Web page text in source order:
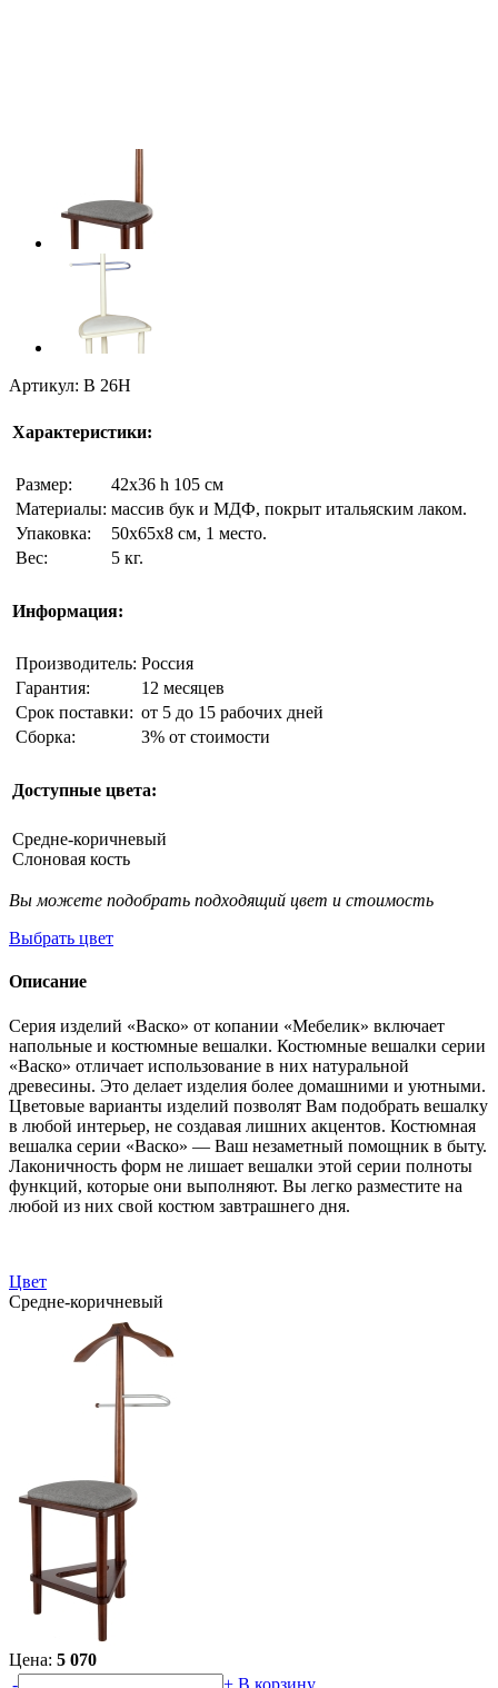
Артикул: В 26Н
Характеристики:
Размер:
42х36 h 105 cм
Материалы: массив бук и МДФ, покрыт итальяским лаком.
Упаковка:
50х65х8 см, 1 место.
Вес:
5 кг.
Информация:
Производитель: Россия
Гарантия:
12 месяцев
Срок поставки: от 5 до 15 рабочих дней
Сборка:
3% от стоимости
Доступные цвета:
Средне-коричневый
Слоновая кость
Вы можете подобрать подходящий цвет и стоимость
Выбрать цвет
Описание
Серия изделий «Васко» от копании «Мебелик» включает
напольные и костюмные вешалки. Костюмные вешалки серии
«Васко» отличает использование в них натуральной
древесины. Это делает изделия более домашними и уютными.
Цветовые варианты изделий позволят Вам подобрать вешалку
в любой интерьер, не создавая лишних акцентов. Костюмная
вешалка серии «Васко» — Ваш незаметный помощник в быту.
Лаконичность форм не лишает вешалки этой серии полноты
функций, которые они выполняют. Вы легко разместите на
любой из них свой костюм завтрашнего дня.
Цвет
Средне-коричневый
Цена: 5 070
-
+ В корзину